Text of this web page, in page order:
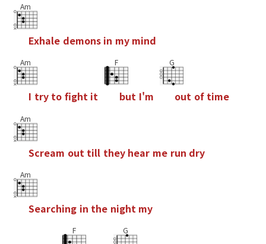
Am
Exhale demons in my mind
Am
I try to fght it
F
but I'm
G
out of time
Am
Scream out till they hear me run dry
Am
Searching in the night my
F G